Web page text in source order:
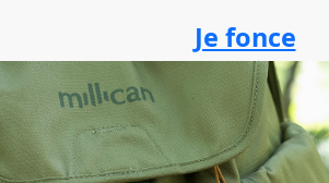
Je fonce